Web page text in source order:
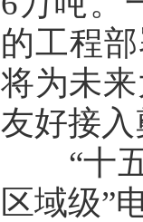
的工程
将为未
友好接
“十五
区域级”